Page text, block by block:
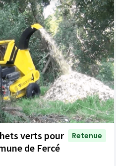
verts pour
de Fercé
Retenue